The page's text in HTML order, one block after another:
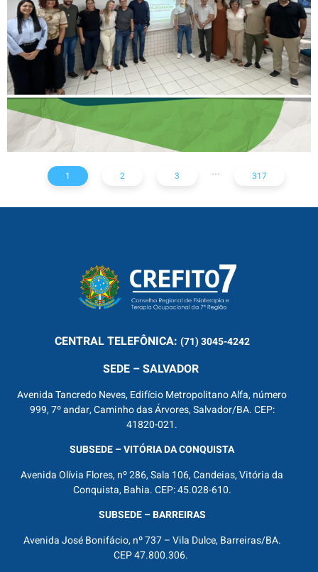
AÇÕES PARA TODO O
ESTADO
1 2 3 ... 317
CENTRALTELEFÔNICA: (71) 3045-4242
SEDE – SALVADOR
Avenida Tancredo Neves, Edifício Metropolitano Alfa, número
999, 7º andar, Caminho das Árvores, Salvador/BA. CEP:
41820-021.
SUBSEDE – VITÓRIA DA CONQUISTA
Avenida Olívia Flores, nº 286, Sala 106, Candeias, Vitória da
Conquista, Bahia. CEP: 45.028-610.
SUBSEDE – BARREIRAS
Avenida José Bonifácio, nº 737 – Vila Dulce, Barreiras/BA.
CEP 47.800.306.